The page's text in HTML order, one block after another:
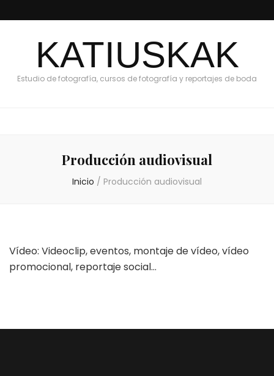
KATIUSKAK
Estudio de fotografía, cursos de fotografía y reportajes de boda
Producción audiovisual
Inicio / Producción audiovisual
Vídeo: Videoclip, eventos, montaje de vídeo, vídeo
promocional, reportaje social…